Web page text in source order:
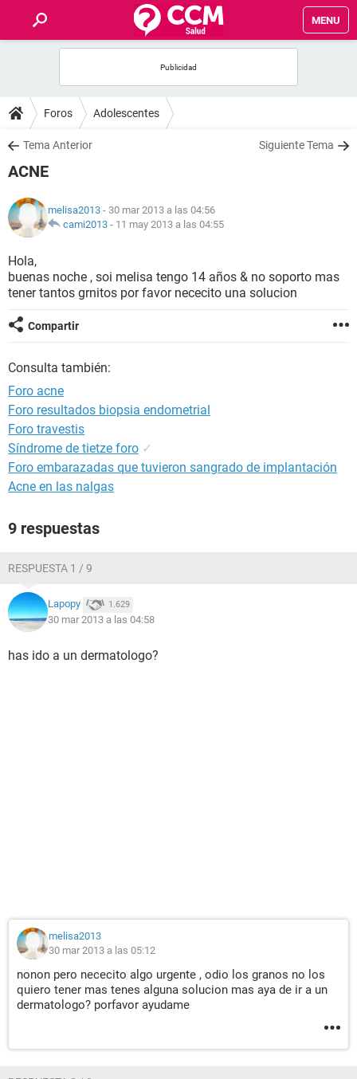
MENU
FOROS
SALUD
NUTRICIÓN
BIENESTAR
Foros Adolescentes
Tema Anterior Siguiente Tema
ACNE
melisa2013 - 30 mar 2013 a las 04:56
cami2013 - 11 may 2013 a las 04:55
Hola,
buenas noche , soi melisa tengo 14 años & no soporto mas
tener tantos grnitos por favor nececito una solucion
Compartir
Consulta también:
Foro acne
Foro resultados biopsia endometrial
Foro travestis
Síndrome de tietze foro ✓
Foro embarazadas que tuvieron sangrado de implantación
Acne en las nalgas
9 respuestas
RESPUESTA 1 / 9
Lapopy 1.629
30 mar 2013 a las 04:58
has ido a un dermatologo?
melisa2013
30 mar 2013 a las 05:12
nonon pero nececito algo urgente , odio los granos no los
quiero tener mas tenes alguna solucion mas aya de ir a un
dermatologo? porfavor ayudame